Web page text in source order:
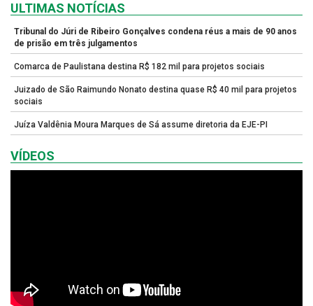
ULTIMAS NOTÍCIAS
Tribunal do Júri de Ribeiro Gonçalves condena réus a mais de 90 anos
de prisão em três julgamentos
Comarca de Paulistana destina R$ 182 mil para projetos sociais
Juizado de São Raimundo Nonato destina quase R$ 40 mil para projetos
sociais
Juíza Valdênia Moura Marques de Sá assume diretoria da EJE-PI
VÍDEOS